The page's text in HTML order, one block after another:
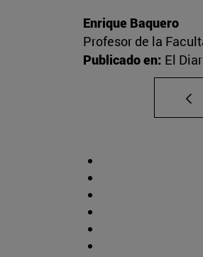
Enrique Baquero
Profesor de la
Publicado en: El